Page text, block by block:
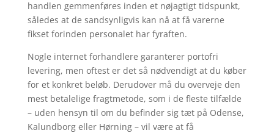
handlen gemmenføres inden et nøjagtigt tidspunkt,
således at de sandsynligvis kan nå at få varerne
fikset forinden personalet har fyraften.
Nogle internet forhandlere garanterer portofri
levering, men oftest er det så nødvendigt at du køber
for et konkret beløb. Derudover må du overveje den
mest betalelige fragtmetode, som i de fleste tilfælde
– uden hensyn til om du befinder sig tæt på Odense,
Kalundborg eller Hørning – vil være at få